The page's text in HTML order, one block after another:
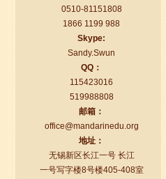
语风汉语学生Florent
我非常喜欢无锡语风汉语学校，这里真
的有最简单的汉语学习方法，我学习汉
语的速度比我原来打算的快得多。我的
汉语老师们都非常可...
0510-81151808
1866 1199 988
Skype:
Sandy.Swun
QQ：
115423016
519988808
邮箱：
office@mandarinedu.org
地址：
无锡新区长江一号 长江
一号写字楼8号楼405-408室